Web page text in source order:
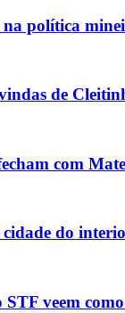
política
de
com
cidade do
veem